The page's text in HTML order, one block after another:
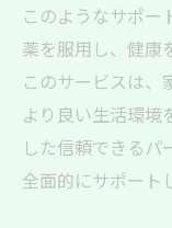
このようなサポー
薬を服用し、健康
このサービスは、
より良い生活環境
した信頼できるパ
全面的にサポート